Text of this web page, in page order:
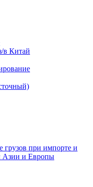
в Китай
при импорте и
Азии и Европы